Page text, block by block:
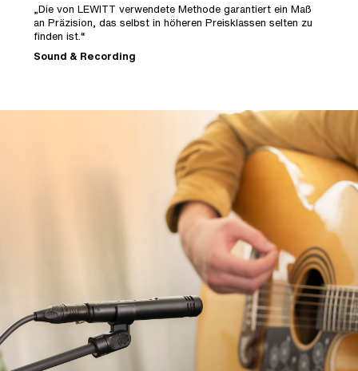
„Die von LEWITT verwendete Methode garantiert ein Maß
an Präzision, das selbst in höheren Preisklassen selten zu
finden ist.“
Sound & Recording